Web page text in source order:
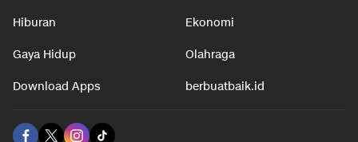
Hiburan Ekonomi
Gaya Hidup Olahraga
Download Apps berbuatbaik.id